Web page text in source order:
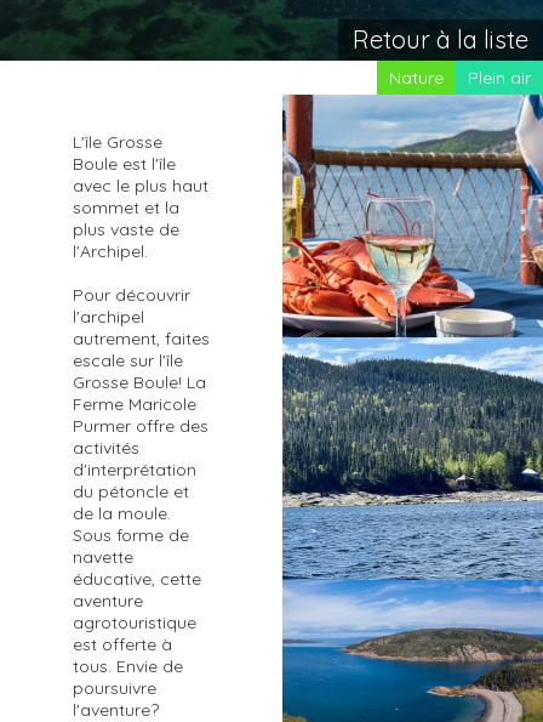
Retour à la liste
Nature Plein air
L'île Grosse
Boule est l'île
avec le plus haut
sommet et la
plus vaste de
l'Archipel.
Pour découvrir
l'archipel
autrement, faites
escale sur l'île
Grosse Boule! La
Ferme Maricole
Purmer offre des
activités
d'interprétation
du pétoncle et
de la moule.
Sous forme de
navette
éducative, cette
aventure
agrotouristique
est offerte à
tous. Envie de
poursuivre
l'aventure?